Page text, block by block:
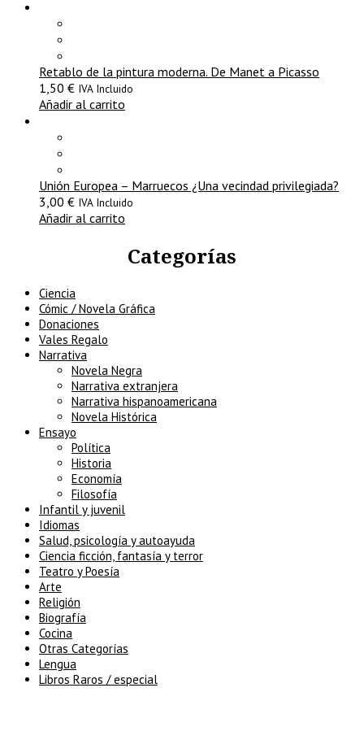
Retablo de la pintura moderna. De Manet a Picasso
1,50 € IVA Incluido
Añadir al carrito
Unión Europea – Marruecos ¿Una vecindad privilegiada?
3,00 € IVA Incluido
Añadir al carrito
Categorías
Ciencia
Cómic / Novela Gráfica
Donaciones
Vales Regalo
Narrativa
Novela Negra
Narrativa extranjera
Narrativa hispanoamericana
Novela Histórica
Ensayo
Política
Historia
Economía
Filosofía
Infantil y juvenil
Idiomas
Salud, psicología y autoayuda
Ciencia ficción, fantasía y terror
Teatro y Poesía
Arte
Religión
Biografía
Cocina
Otras Categorías
Lengua
Libros Raros / especial